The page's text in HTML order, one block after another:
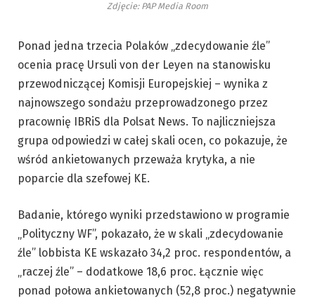
Zdjęcie: PAP Media Room
Ponad jedna trzecia Polaków „zdecydowanie źle”
ocenia pracę Ursuli von der Leyen na stanowisku
przewodniczącej Komisji Europejskiej – wynika z
najnowszego sondażu przeprowadzonego przez
pracownię IBRiS dla Polsat News. To najliczniejsza
grupa odpowiedzi w całej skali ocen, co pokazuje, że
wśród ankietowanych przeważa krytyka, a nie
poparcie dla szefowej KE.
Badanie, którego wyniki przedstawiono w programie
„Polityczny WF”, pokazało, że w skali „zdecydowanie
źle” lobbista KE wskazało 34,2 proc. respondentów, a
„raczej źle” – dodatkowe 18,6 proc. Łącznie więc
ponad połowa ankietowanych (52,8 proc.) negatywnie